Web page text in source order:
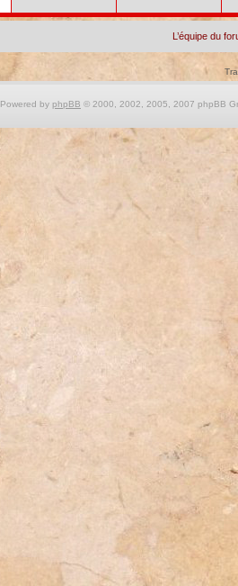
L’équipe du
Powered by phpBB © 2000, 2002, 2005, 2007 phpBB